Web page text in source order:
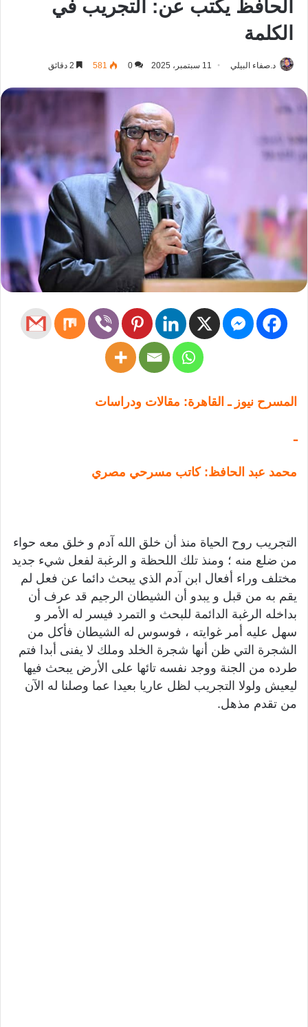
الحافظ يكتب عن: التجريب في
الكلمة
د.صفاء البيلي 11 سبتمبر، 2025 0
581
المسرح نيوز ـ القاهرة: مقالات ودراسات
ـ
محمد عبد الحافظ: كاتب مسرحي مصري
التجريب روح الحياة منذ أن خلق الله آدم و خلق معه حواء
من ضلع منه ؛ ومنذ تلك اللحظة و الرغبة لفعل شيء جديد
مختلف وراء أفعال ابن آدم الذي يبحث دائما عن فعل لم
يقم به من قبل و يبدو أن الشيطان الرجيم قد عرف أن
بداخله الرغبة الدائمة للبحث و التمرد فيسر له الأمر و
سهل عليه أمر غوايته ، فوسوس له الشيطان فأكل من
الشجرة التي ظن أنها شجرة الخلد وملك لا يفنى أبدا فتم
طرده من الجنة ووجد نفسه تائها على الأرض يبحث فيها
ليعيش ولولا التجريب لظل عاريا بعيدا عما وصلنا له الآن
من تقدم مذهل.